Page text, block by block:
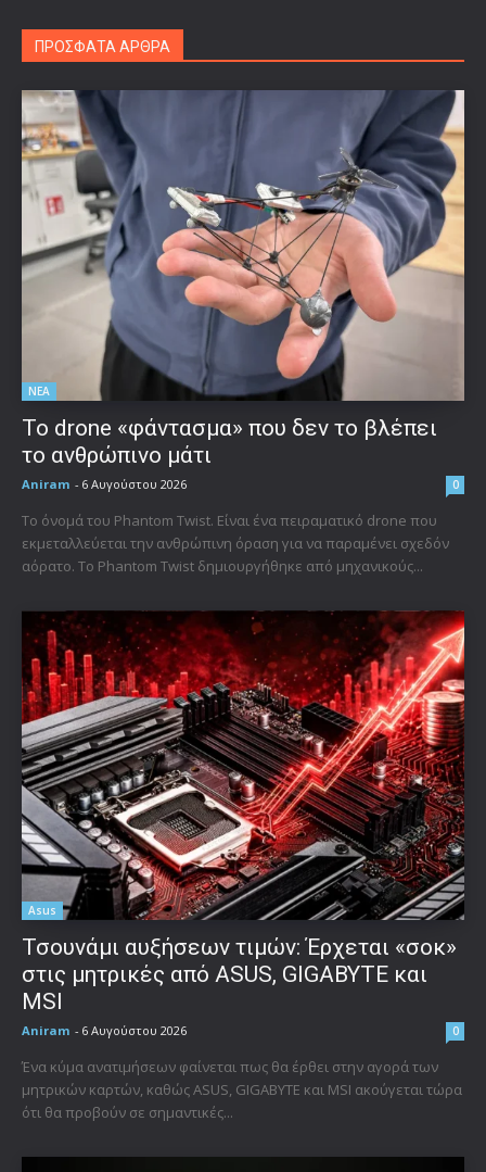
ΠΡΟΣΦΑΤΑ ΑΡΘΡΑ
ΝΕΑ
Το drone «φάντασμα» που δεν το βλέπει
το ανθρώπινο μάτι
Aniram - 6 Αυγούστου 2026 0
Το όνομά του Phantom Twist. Είναι ένα πειραματικό drone που
εκμεταλλεύεται την ανθρώπινη όραση για να παραμένει σχεδόν
αόρατο. Το Phantom Twist δημιουργήθηκε από μηχανικούς...
Asus
Τσουνάμι αυξήσεων τιμών: Έρχεται «σοκ»
στις μητρικές από ASUS, GIGABYTE και
MSI
Aniram - 6 Αυγούστου 2026 0
Ένα κύμα ανατιμήσεων φαίνεται πως θα έρθει στην αγορά των
μητρικών καρτών, καθώς ASUS, GIGABYTE και MSI ακούγεται τώρα
ότι θα προβούν σε σημαντικές...